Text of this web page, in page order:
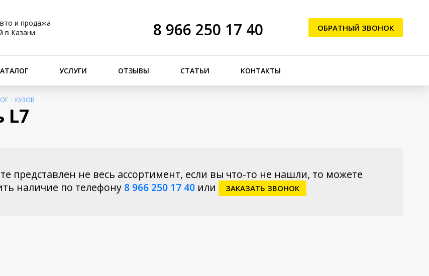
и продажа
в Казани
8 966 250 17 40 ОБРАТНЫЙ ЗВОНОК
УСЛУГИ ОТЗЫВЫ СТАТЬИ КОНТАКТЫ
> КУЗОВ
L7
представлен не весь ассортимент, если вы что-то не нашли, то можете
наличие по телефону 8 966 250 17 40или ЗАКАЗАТЬ ЗВОНОК